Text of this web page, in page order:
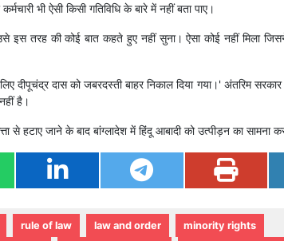
भी ऐसी किसी गतिविधि के बारे में नहीं बता पाए।
तरह की कोई बात कहते हुए नहीं सुना। ऐसा कोई नहीं मिला
दीपूचंद्र दास को जबरदस्ती बाहर निकाल दिया गया।' अंतरिम सरकार
है।
से हटाए जाने के बाद बांग्लादेश में हिंदू आबादी को उत्पीड़न का सामना
rule of law law and order
minority rights